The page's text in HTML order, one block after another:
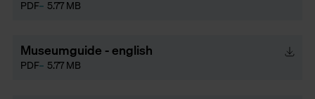
PDF 5.77 MB
Museumguide - english
PDF 5.77 MB